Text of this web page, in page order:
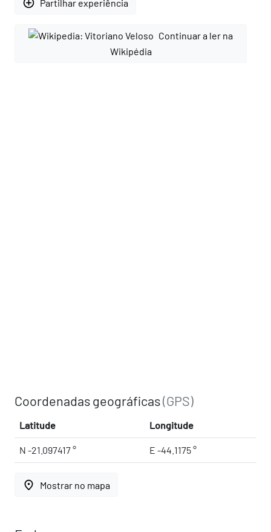
add_circle_outline Partilhar experiência
Continuar a ler na
Wikipédia
Coordenadas geográficas(GPS)
Latitude Longitude
N -21.097417 ° E -44.1175 °
place Mostrar no mapa